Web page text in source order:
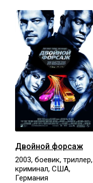
Двойной форсаж
2003, боевик, триллер,
криминал, США,
Германия